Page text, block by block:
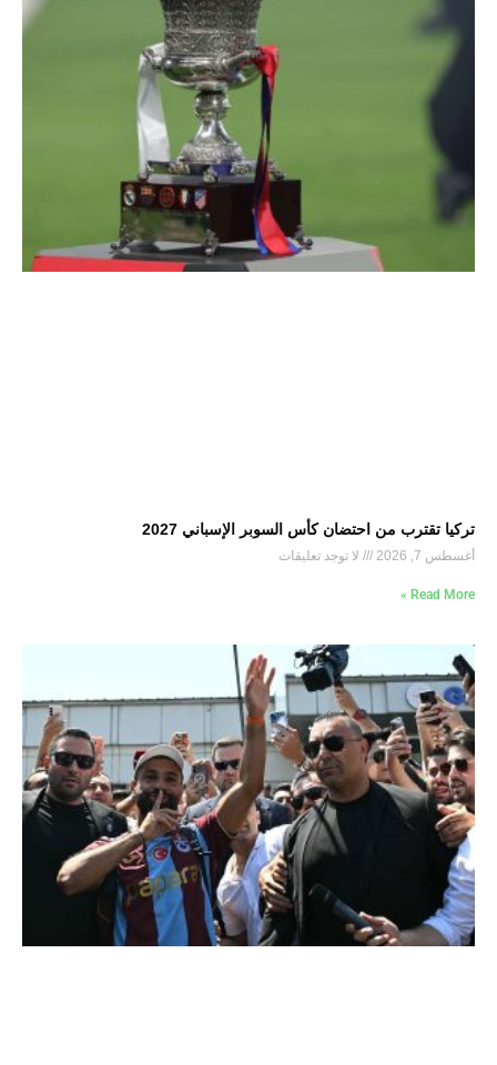
تركيا تقترب من احتضان كأس السوبر الإسباني 2027
أغسطس 7, 2026 لا توجد تعليقات
Read More »